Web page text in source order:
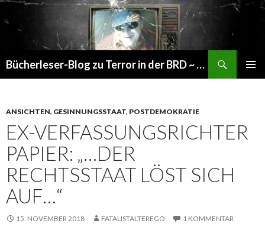
Bücherleser-Blog zu Terror in der BRD ~ die gemachte Realität
ANSICHTEN, GESINNUNGSSTAAT, POSTDEMOKRATIE
EX-VERFASSUNGSRICHTER
PAPIER: „…DER
RECHTSSTAAT LÖST SICH
AUF…“
15. NOVEMBER 2018 FATALISTALTEREGO 1 KOMMENTAR